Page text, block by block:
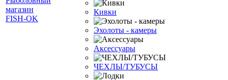
Кивки
Эхолоты - камеры
Аксессуары
ЧЕХЛЫ/ТУБУСЫ